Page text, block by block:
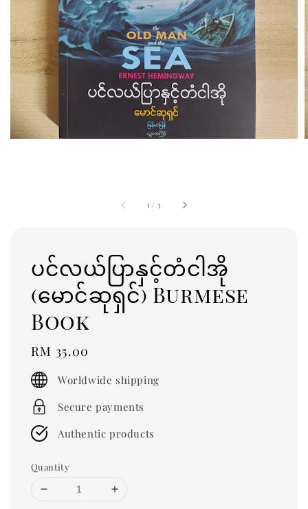
1 / 3
ပင်လယ်ပြာနှင့်တံငါအို
(မောင်ဆုရှင်) Burmese
Book
Regular
price
RM 35.00
Worldwide shipping
Secure payments
Authentic products
Quantity